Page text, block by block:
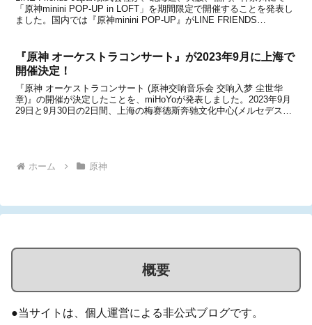
「原神minini POP-UP in LOFT」を期間限定で開催することを発表し
ました。国内では『原神minini POP-UP』がLINE FRIENDS
『原神 オーケストラコンサート』が2023年9月に上海で
開催決定！
『原神 オーケストラコンサート (原神交响音乐会 交响入梦 尘世华
章)』の開催が決定したことを、miHoYoが発表しました。2023年9月
29日と9月30日の2日間、上海の梅赛德斯奔驰文化中心(メルセデス・
ホーム 原神
概要
●当サイトは、個人運営による非公式ブログです。